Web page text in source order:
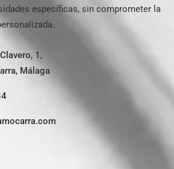
específicas, sin comprometer la
1,
Málaga